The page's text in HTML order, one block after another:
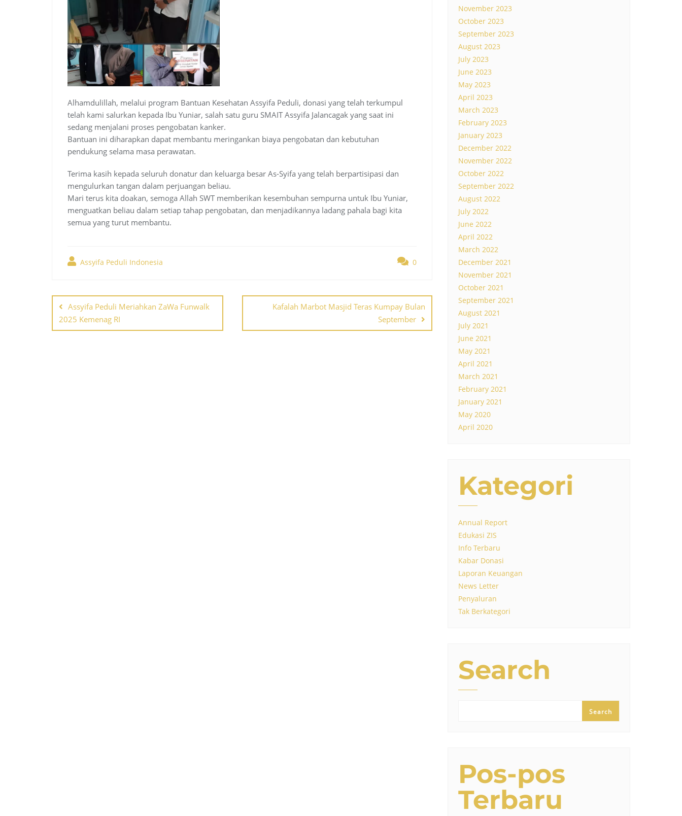
Alhamdulillah, melalui program Bantuan Kesehatan Assyifa Peduli, donasi yang telah terkumpul
telah kami salurkan kepada Ibu Yuniar, salah satu guru SMAIT Assyifa Jalancagak yang saat ini
sedang menjalani proses pengobatan kanker.
Bantuan ini diharapkan dapat membantu meringankan biaya pengobatan dan kebutuhan
pendukung selama masa perawatan.
Terima kasih kepada seluruh donatur dan keluarga besar As-Syifa yang telah berpartisipasi dan
mengulurkan tangan dalam perjuangan beliau.
Mari terus kita doakan, semoga Allah SWT memberikan kesembuhan sempurna untuk Ibu Yuniar,
menguatkan beliau dalam setiap tahap pengobatan, dan menjadikannya ladang pahala bagi kita
semua yang turut membantu.
Assyifa Peduli Indonesia 0
Post
navigation
Assyifa Peduli Meriahkan ZaWa Funwalk
2025 Kemenag RI
Kafalah Marbot Masjid Teras Kumpay Bulan
September
November 2023
October 2023
September 2023
August 2023
July 2023
June 2023
May 2023
April 2023
March 2023
February 2023
January 2023
December 2022
November 2022
October 2022
September 2022
August 2022
July 2022
June 2022
April 2022
March 2022
December 2021
November 2021
October 2021
September 2021
August 2021
July 2021
June 2021
May 2021
April 2021
March 2021
February 2021
January 2021
May 2020
April 2020
Kategori
Annual Report
Edukasi ZIS
Info Terbaru
Kabar Donasi
Laporan Keuangan
News Letter
Penyaluran
Tak Berkategori
Search
Search
Pos-pos
Terbaru